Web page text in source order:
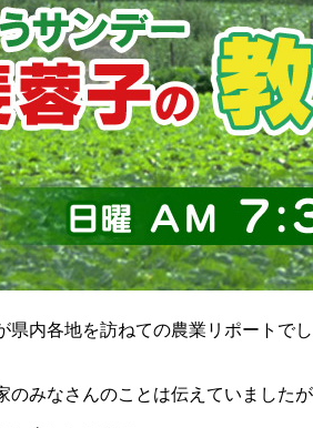
県内各地を訪ねての農業リポートでし
のみなさんのことは伝えていましたが